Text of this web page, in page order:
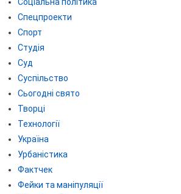
Спецпроекти
Спорт
Студія
Суд
Суспільство
Сьогодні свято
Творці
Технології
Україна
Урбаністика
Фактчек
Фейки та маніпуляції